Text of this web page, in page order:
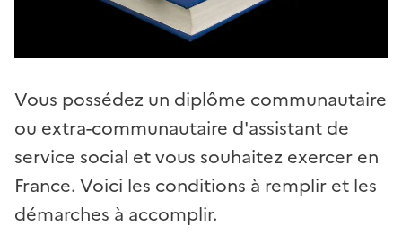
Vous possédez un diplôme communautaire
ou extra-communautaire d'assistant de
service social et vous souhaitez exercer en
France. Voici les conditions à remplir et les
démarches à accomplir.